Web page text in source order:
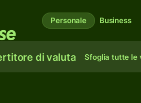
Personale Business
di valuta Sfoglia tutte le